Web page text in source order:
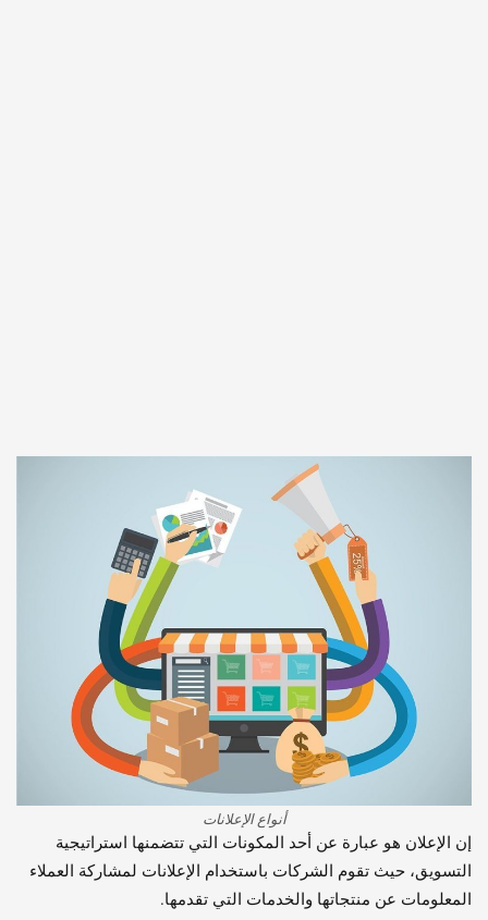
أنواع الإعلانات
إن الإعلان هو عبارة عن أحد المكونات التي تتضمنها استراتيجية
التسويق، حيث تقوم الشركات باستخدام الإعلانات لمشاركة العملاء
المعلومات عن منتجاتها والخدمات التي تقدمها.